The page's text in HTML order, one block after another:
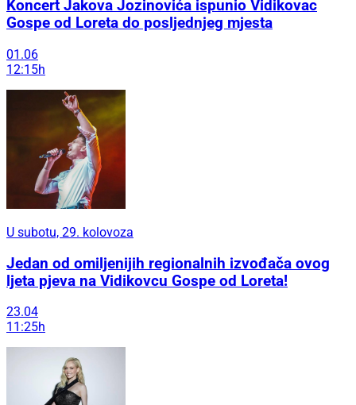
Koncert Jakova Jozinovića ispunio Vidikovac
Gospe od Loreta do posljednjeg mjesta
01.06
12:15h
U subotu, 29. kolovoza
Jedan od omiljenijih regionalnih izvođača ovog
ljeta pjeva na Vidikovcu Gospe od Loreta!
23.04
11:25h